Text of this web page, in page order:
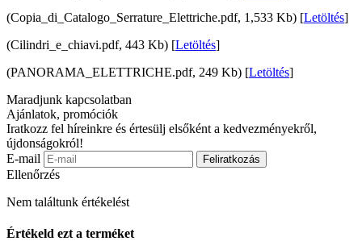
(Copia_di_Catalogo_Serrature_Elettriche.pdf, 1,533 Kb) [Letöltés]
(Cilindri_e_chiavi.pdf, 443 Kb) [Letöltés]
(PANORAMA_ELETTRICHE.pdf, 249 Kb) [Letöltés]
Maradjunk kapcsolatban
Ajánlatok, promóciók
Iratkozz fel híreinkre és értesülj elsőként a kedvezményekről,
újdonságokról!
E-mail
Feliratkozás
Ellenőrzés
Nem találtunk értékelést
Értékeld ezt a terméket